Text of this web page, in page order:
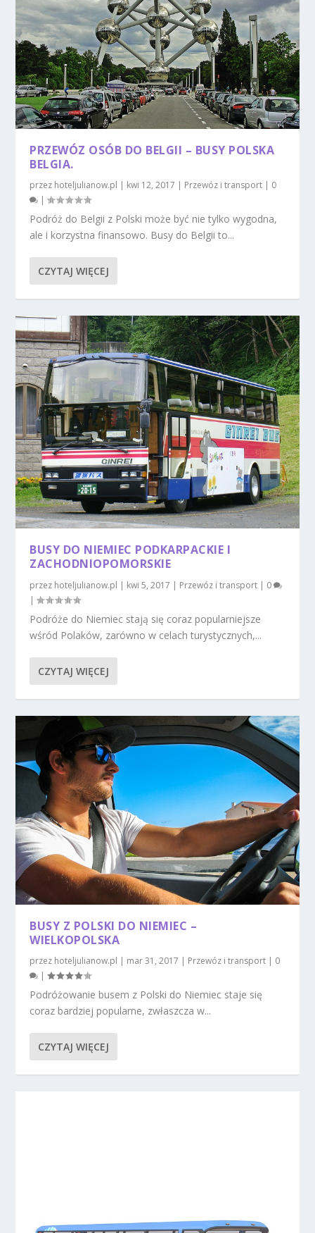
PRZEWÓZ OSÓB DO BELGII – BUSY POLSKA
BELGIA.
przez hoteljulianow.pl | kwi 12, 2017 | Przewóz i transport | 0
|
Podróż do Belgii z Polski może być nie tylko wygodna,
ale i korzystna finansowo. Busy do Belgii to...
CZYTAJ WIĘCEJ
BUSY DO NIEMIEC PODKARPACKIE I
ZACHODNIOPOMORSKIE
przez hoteljulianow.pl | kwi 5, 2017 | Przewóz i transport | 0
|
Podróże do Niemiec stają się coraz popularniejsze
wśród Polaków, zarówno w celach turystycznych,...
CZYTAJ WIĘCEJ
BUSY Z POLSKI DO NIEMIEC –
WIELKOPOLSKA
przez hoteljulianow.pl mar 31, 2017 Przewóz i transport
0
|
Podróżowanie busem z Polski do Niemiec staje się
coraz bardziej popularne, zwłaszcza w...
CZYTAJ WIĘCEJ